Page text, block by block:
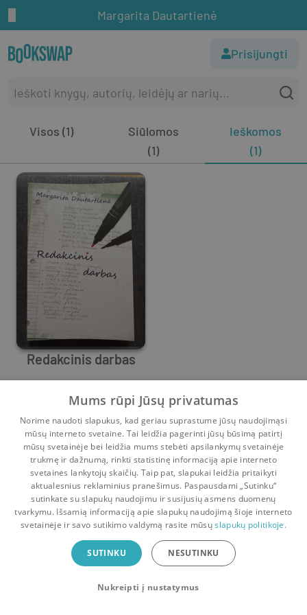
Margarita Dautartienė
Prisijungti
Visos (1)
Siūlomos
(1)
Ieškomos
(1)
Redakcinis darbas
Margarita Dautartienė
Pradinis Krepšelis Pokalbiai Pranešimai Paskyra
Bookswap programėlė
Mainykis knygomis dar patogiau!
Uždaryti
Mums rūpi Jūsų privatumas
Norime naudoti slapukus, kad geriau suprastume jūsų naudojimąsi
mūsų interneto svetaine. Tai leidžia pagerinti jūsų būsimą patirtį
mūsų svetainėje bei leidžia mums stebėti apsilankymų svetainėje
trukmę ir dažnumą, rinkti statistinę informaciją apie interneto
svetainės lankytojų skaičių. Taip pat, slapukai leidžia pritaikyti
aktualesnius reklaminius pranešimus. Paspausdami „Sutinku“
sutinkate su slapukų naudojimu ir susijusių asmens duomenų
tvarkymu. Išsamią informaciją apie slapukų naudojimą šioje interneto
svetainėje ir savo sutikimo valdymą rasite mūsųslapukų politikoje.
SUTINKU NESUTINKU
Nukreipti į nustatymus